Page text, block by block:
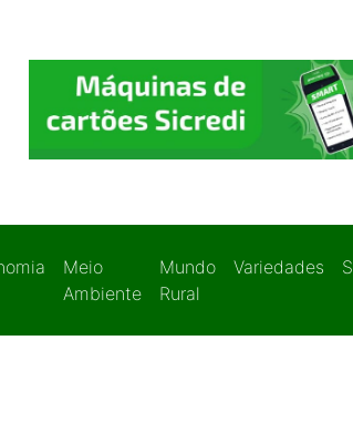
Meio
Ambiente
Mundo
Rural
Variedades